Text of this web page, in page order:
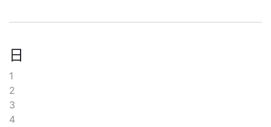
日
1
2
3
4